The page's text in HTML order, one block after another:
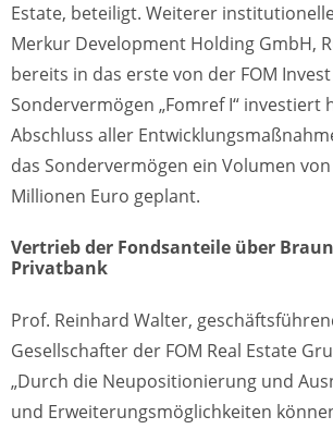
Estate, beteiligt. Weiterer
Merkur Development Holding GmbH,
bereits in das erste von der FOM
Sondervermögen „Fomref I“ investiert
Abschluss aller
das Sondervermögen ein Volumen
Millionen Euro geplant.
Vertrieb der Fondsanteile über
Privatbank
Prof. Reinhard Walter,
Gesellschafter der FOM Real Estate
„Durch die Neupositionierung und
und Erweiterungsmöglichkeiten